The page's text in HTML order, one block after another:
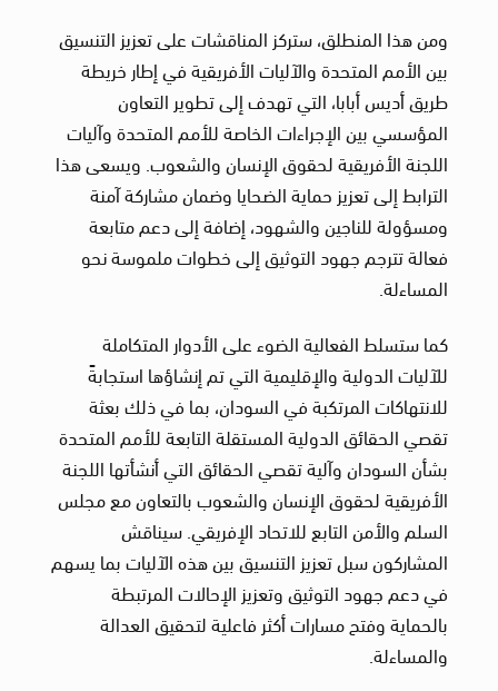
ومن هذا المنطلق، ستركز المناقشات على تعزيز التنسيق
بين الأمم المتحدة والآليات الأفريقية في إطار خريطة
طريق أديس أبابا، التي تهدف إلى تطوير التعاون
المؤسسي بين الإجراءات الخاصة للأمم المتحدة وآليات
اللجنة الأفريقية لحقوق الإنسان والشعوب. ويسعى هذا
الترابط إلى تعزيز حماية الضحايا وضمان مشاركة آمنة
ومسؤولة للناجين والشهود، إضافة إلى دعم متابعة
فعالة تترجم جهود التوثيق إلى خطوات ملموسة نحو
المساءلة.
كما ستسلط الفعالية الضوء على الأدوار المتكاملة
للآليات الدولية والإقليمية التي تم إنشاؤها استجابةً
للانتهاكات المرتكبة في السودان، بما في ذلك بعثة
تقصي الحقائق الدولية المستقلة التابعة للأمم المتحدة
بشأن السودان وآلية تقصي الحقائق التي أنشأتها اللجنة
الأفريقية لحقوق الإنسان والشعوب بالتعاون مع مجلس
السلم والأمن التابع للاتحاد الإفريقي. سيناقش
المشاركون سبل تعزيز التنسيق بين هذه الآليات بما يسهم
في دعم جهود التوثيق وتعزيز الإحالات المرتبطة
بالحماية وفتح مسارات أكثر فاعلية لتحقيق العدالة
والمساءلة.